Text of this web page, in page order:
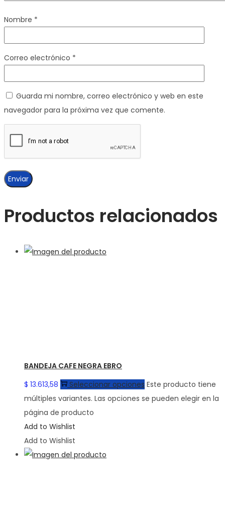
Nombre *
Correo electrónico *
Guarda mi nombre, correo electrónico y web en este
navegador para la próxima vez que comente.
Productos relacionados
BANDEJA CAFE NEGRA EBRO
$ 13.613,58 Seleccionar opciones Este producto tiene
múltiples variantes. Las opciones se pueden elegir en la
página de producto
Add to Wishlist
Add to Wishlist